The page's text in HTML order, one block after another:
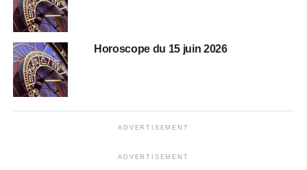
Horoscope du 15 juin 2026
ADVERTISEMENT
ADVERTISEMENT